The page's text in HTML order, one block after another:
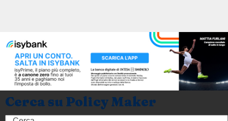
Cerca su Policy Maker